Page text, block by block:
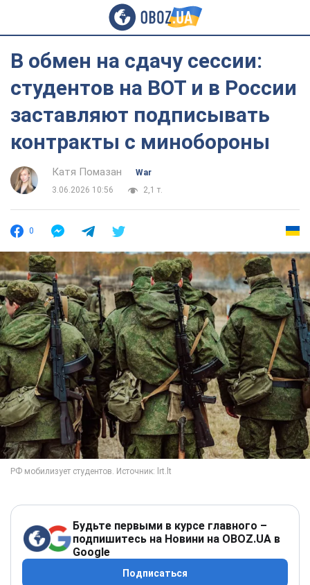
В обмен на сдачу сессии:
студентов на ВОТ и в России
заставляют подписывать
контракты с минобороны
Катя Помазан
War
3.06.2026 10:56
2,1 т.
0
Будьте первыми в курсе главного –
подпишитесь на Новини на OBOZ.UA в
Google
Подписаться